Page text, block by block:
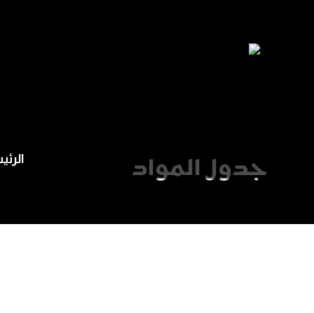
جدول المواد